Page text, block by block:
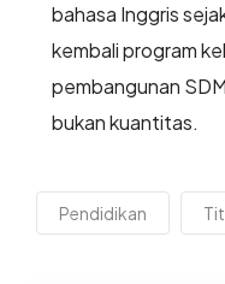
bahasa Inggris
kembali program
pembangunan
bukan kuantitas.
Pendidikan